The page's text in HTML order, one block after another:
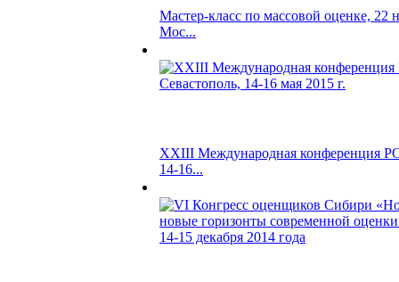
Мастер-класс по массовой оценке, 22
Мос...
XXIII Международная конференция
14-16...